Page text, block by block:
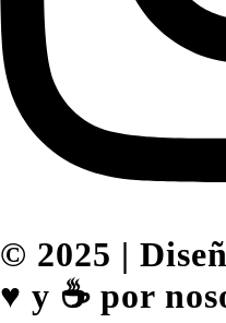
© 2025 |
♥️ y ☕ por